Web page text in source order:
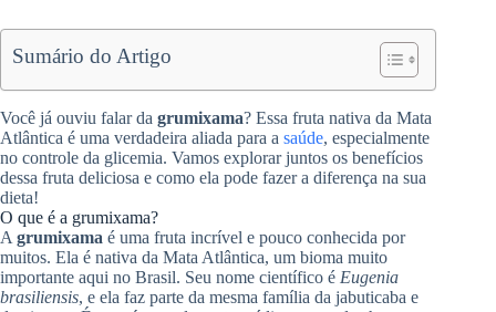
Sumário do Artigo
Você já ouviu falar da grumixama? Essa fruta nativa da Mata
Atlântica é uma verdadeira aliada para a saúde, especialmente
no controle da glicemia. Vamos explorar juntos os benefícios
dessa fruta deliciosa e como ela pode fazer a diferença na sua
dieta!
O que é a grumixama?
A grumixama é uma fruta incrível e pouco conhecida por
muitos. Ela é nativa da Mata Atlântica, um bioma muito
importante aqui no Brasil. Seu nome científico é Eugenia
brasiliensis, e ela faz parte da mesma família da jabuticaba e